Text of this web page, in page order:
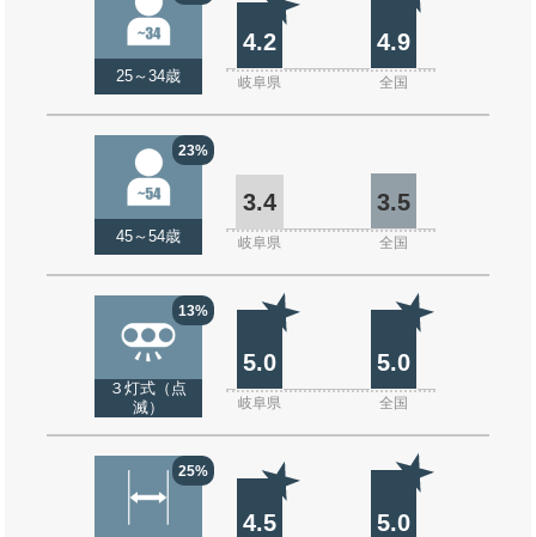
25～34歳
4.2 4.9
岐阜県 全国
23%
45～54歳
3.4 3.5
岐阜県 全国
13%
３灯式（点
滅）
5.0 5.0
岐阜県 全国
25%
4.5 5.0